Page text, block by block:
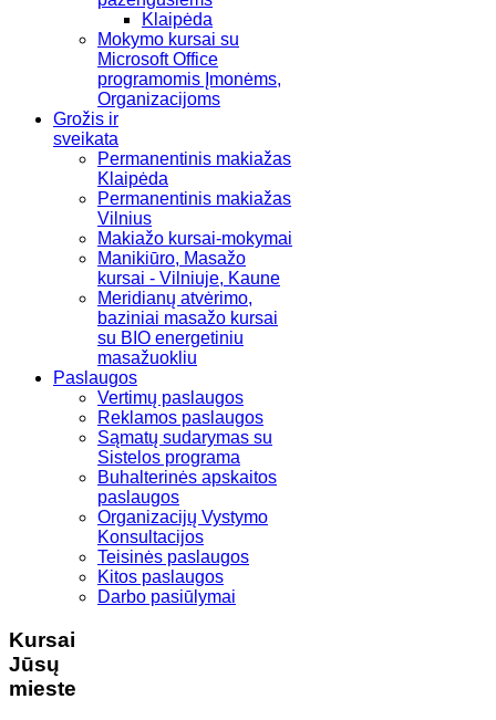
Klaipėda
Mokymo kursai su
Microsoft Office
programomis Įmonėms,
Organizacijoms
Grožis ir
sveikata
Permanentinis makiažas
Klaipėda
Permanentinis makiažas
Vilnius
Makiažo kursai-mokymai
Manikiūro, Masažo
kursai - Vilniuje, Kaune
Meridianų atvėrimo,
baziniai masažo kursai
su BIO energetiniu
masažuokliu
Paslaugos
Vertimų paslaugos
Reklamos paslaugos
Sąmatų sudarymas su
Sistelos programa
Buhalterinės apskaitos
paslaugos
Organizacijų Vystymo
Konsultacijos
Teisinės paslaugos
Kitos paslaugos
Darbo pasiūlymai
Kursai
Jūsų
mieste